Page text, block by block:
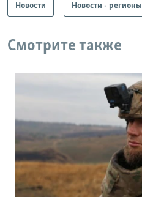
Новости Новости - регионы
Смотрите также